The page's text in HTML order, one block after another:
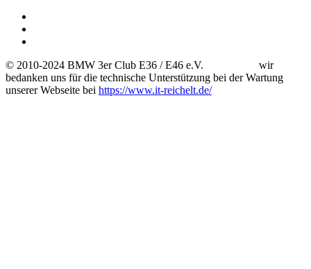
© 2010-2024 BMW 3er Club E36 / E46 e.V. wir
bedanken uns für die technische Unterstützung bei der Wartung
unserer Webseite bei https://www.it-reichelt.de/